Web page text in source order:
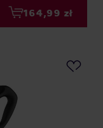
164,99 zł